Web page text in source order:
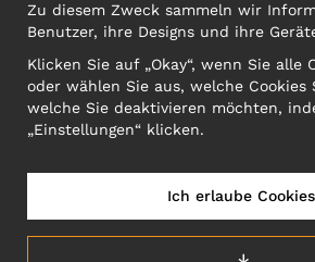
FIRMA
Narva mnt 5, EE-10117
Org: 12356245, VAT:
ACHTUNG! Produktrücksendungen
Zu diesem Zweck sammeln wir
Benutzer, ihre Designs und ihre
Klicken Sie auf „Okay“, wenn Sie alle
oder wählen Sie aus, welche Cookies
welche Sie deaktivieren möchten,
„Einstellungen“ klicken.
Ich erlaube